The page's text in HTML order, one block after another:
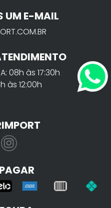
UM E-MAIL
08h às 17:30h
às 12:00h